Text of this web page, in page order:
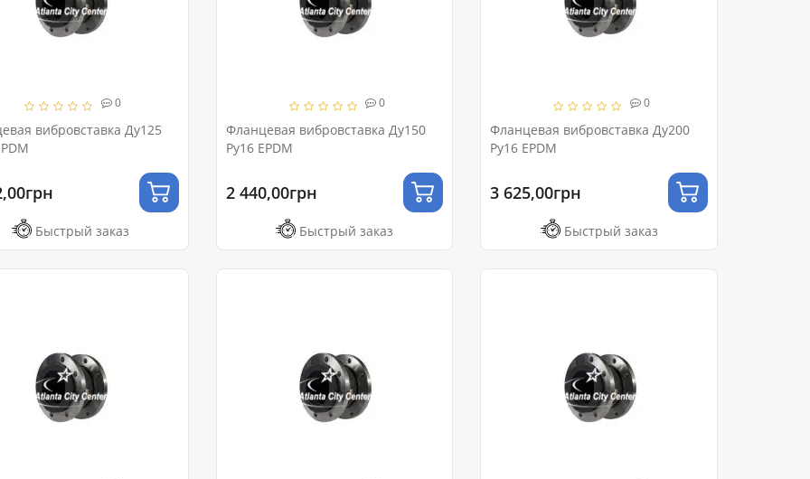
0
вибровставка Ду125
Быстрый заказ
0
Фланцевая вибровставка Ду150
Ру16 EPDM
2 440,00грн
Быстрый заказ
0
Фланцевая вибровставка Ду200
Ру16 EPDM
3 625,00грн
Быстрый заказ